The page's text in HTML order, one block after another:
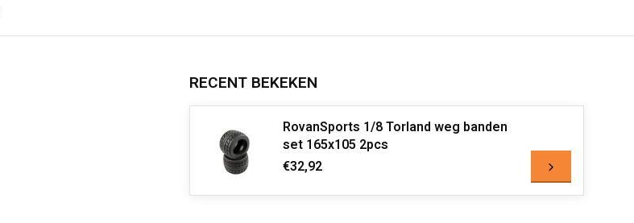
RECENT BEKEKEN
RovanSports 1/8 Torland weg banden
set 165x105 2pcs
€32,92